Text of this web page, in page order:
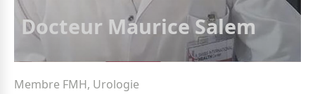
Docteur Maurice Salem
Membre FMH, Urologie